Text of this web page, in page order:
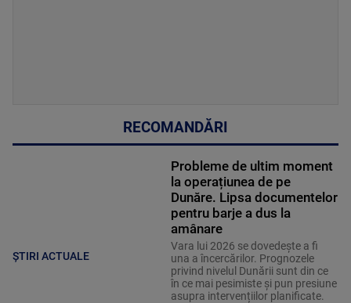
RECOMANDĂRI
ȘTIRI ACTUALE
Probleme de ultim moment
la operațiunea de pe
Dunăre. Lipsa documentelor
pentru barje a dus la
amânare
Vara lui 2026 se dovedește a fi
una a încercărilor. Prognozele
privind nivelul Dunării sunt din ce
în ce mai pesimiste și pun presiune
asupra intervențiilor planificate.